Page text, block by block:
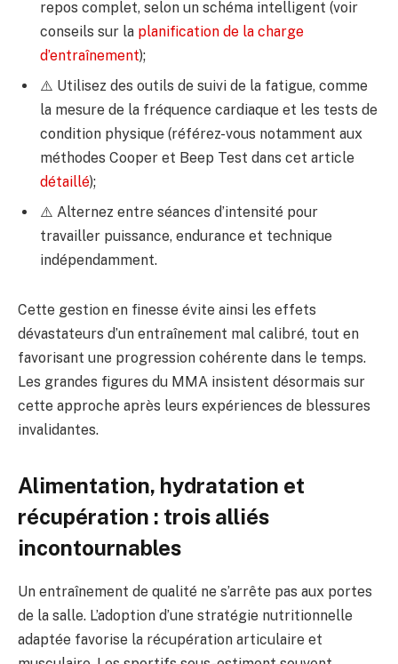
repos complet, selon un schéma intelligent (voir
conseils sur la planification de la charge
d’entraînement);
⚠️ Utilisez des outils de suivi de la fatigue, comme
la mesure de la fréquence cardiaque et les tests de
condition physique (référez-vous notamment aux
méthodes Cooper et Beep Test dans cet article
détaillé);
⚠️ Alternez entre séances d’intensité pour
travailler puissance, endurance et technique
indépendamment.
Cette gestion en finesse évite ainsi les effets
dévastateurs d’un entraînement mal calibré, tout en
favorisant une progression cohérente dans le temps.
Les grandes figures du MMA insistent désormais sur
cette approche après leurs expériences de blessures
invalidantes.
Alimentation, hydratation et
récupération : trois alliés
incontournables
Un entraînement de qualité ne s’arrête pas aux portes
de la salle. L’adoption d’une stratégie nutritionnelle
adaptée favorise la récupération articulaire et